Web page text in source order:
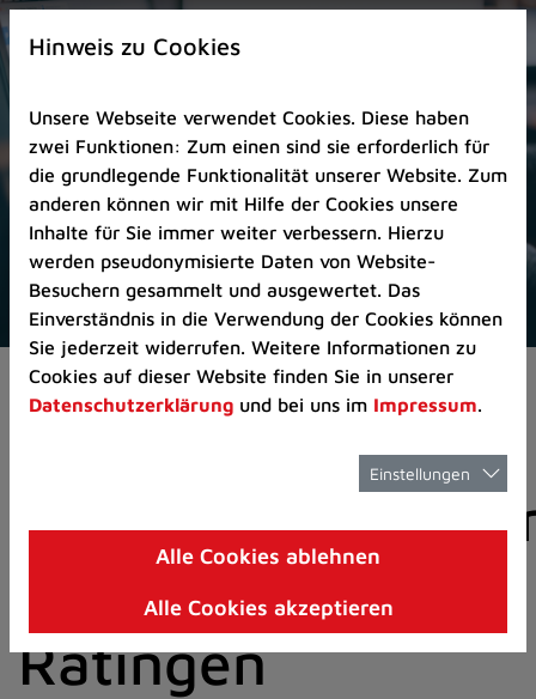
Zur
Startseite
Zum
Seitenanfang
springen
(Schnelltaste
A)
Zur
Navigation/Menü
springen
(Schnelltaste
M)
Zur
8)
I)
Pressemeldungen
der Stadt
Ratingen
Hinweis zu Cookies
Unsere Webseite verwendet Cookies. Diese haben
zwei Funktionen: Zum einen sind sie erforderlich für
die grundlegende Funktionalität unserer Website. Zum
anderen können wir mit Hilfe der Cookies unsere
Inhalte für Sie immer weiter verbessern. Hierzu
werden pseudonymisierte Daten von Website-
Besuchern gesammelt und ausgewertet. Das
Einverständnis in die Verwendung der Cookies können
Sie jederzeit widerrufen. Weitere Informationen zu
Cookies auf dieser Website finden Sie in unserer
Datenschutzerklärung und bei uns im Impressum.
Einstellungen
Alle Cookies ablehnen
Alle Cookies akzeptieren